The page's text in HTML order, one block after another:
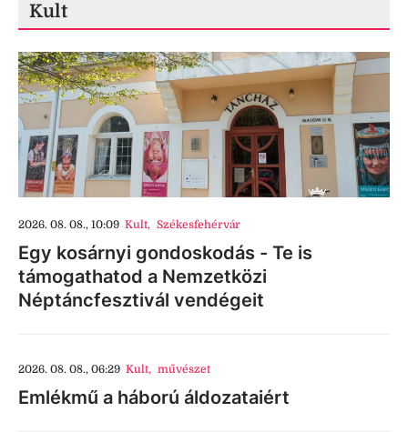
Kult
2026. 08. 08., 10:09 Kult, Székesfehérvár
Egy kosárnyi gondoskodás - Te is
támogathatod a Nemzetközi
Néptáncfesztivál vendégeit
2026. 08. 08., 06:29 Kult, művészet
Emlékmű a háború áldozataiért